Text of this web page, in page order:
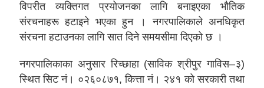
विपरीत व्यक्तिगत प्रयोजनका लागि बनाइएका भौतिक
संरचनाहरू हटाइने भएका हुन । नगरपालिकाले अनधिकृत
संरचना हटाउनका लागि सात दिने समयसीमा दिएको छ ।
नगरपालिकाका अनुसार रिच्छाहा (साविक श्रीपुर गाविस–३)
स्थित सिट नं। ०२६०८७१, कित्ता नं। २४१ को सरकारी तथा